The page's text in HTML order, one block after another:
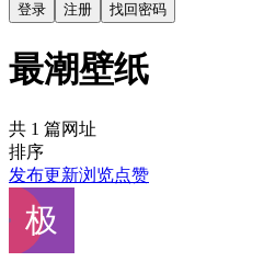
登录 注册 找回密码
最潮壁纸
共 1 篇网址
排序
发布更新浏览点赞